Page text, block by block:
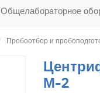
Общелабораторное
Пробоотбор и
М-2